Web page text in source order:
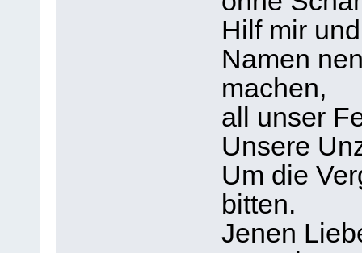
Hilf mir
Namen
machen,
all unser
Unsere
Um die
bitten.
Jenen